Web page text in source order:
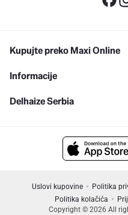
Kupujte preko Maxi Online
Informacije
Delhaize Serbia
Uslovi kupovine Politika
Politika kolačića
Copyright © 2026 All